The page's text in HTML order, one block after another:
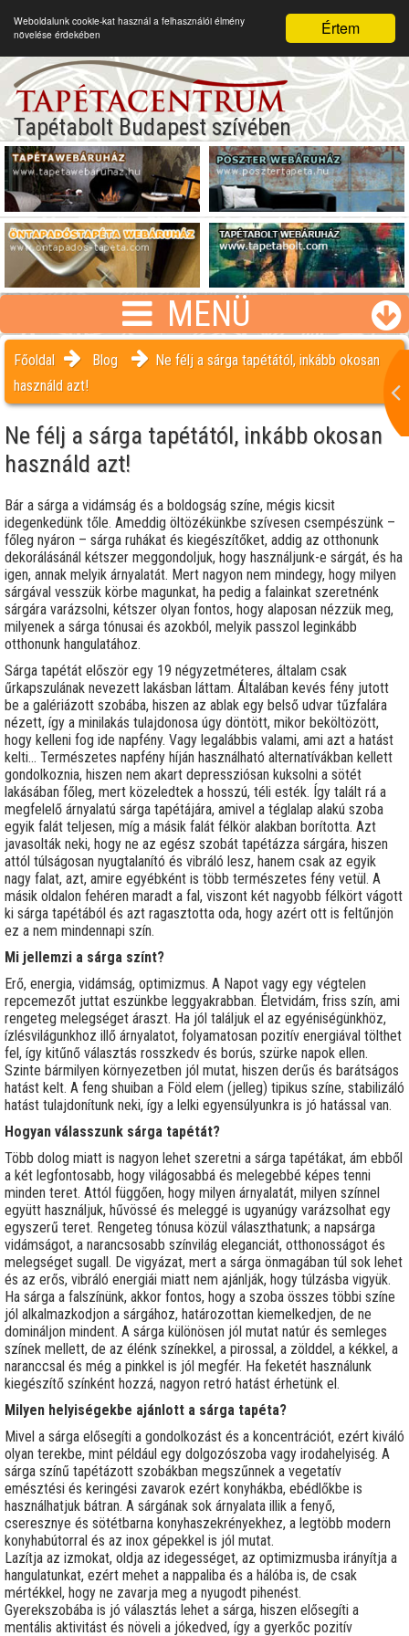
Értem
Weboldalunk cookie-kat használ a felhasználói élmény
növelése érdekében
Tapétabolt Budapest szívében
MENÜ
Főoldal Blog
Ne félj a sárga tapétától, inkább okosan
használd azt!
Ne félj a sárga tapétától, inkább okosan
használd azt!
Bár a sárga a vidámság és a boldogság színe, mégis kicsit
idegenkedünk tőle. Ameddig öltözékünkbe szívesen csempészünk –
főleg nyáron – sárga ruhákat és kiegészítőket, addig az otthonunk
dekorálásánál kétszer meggondoljuk, hogy használjunk-e sárgát, és ha
igen, annak melyik árnyalatát. Mert nagyon nem mindegy, hogy milyen
sárgával vesszük körbe magunkat, ha pedig a falainkat szeretnénk
sárgára varázsolni, kétszer olyan fontos, hogy alaposan nézzük meg,
milyenek a sárga tónusai és azokból, melyik passzol leginkább
otthonunk hangulatához.
Sárga tapétát először egy 19 négyzetméteres, általam csak
űrkapszulának nevezett lakásban láttam. Általában kevés fény jutott
be a galériázott szobába, hiszen az ablak egy belső udvar tűzfalára
nézett, így a minilakás tulajdonosa úgy döntött, mikor beköltözött,
hogy kelleni fog ide napfény. Vagy legalábbis valami, ami azt a hatást
kelti... Természetes napfény híján használható alternatívákban kellett
gondolkoznia, hiszen nem akart depressziósan kuksolni a sötét
lakásában főleg, mert közeledtek a hosszú, téli esték. Így talált rá a
megfelelő árnyalatú sárga tapétájára, amivel a téglalap alakú szoba
egyik falát teljesen, míg a másik falát félkör alakban borította. Azt
javasolták neki, hogy ne az egész szobát tapétázza sárgára, hiszen
attól túlságosan nyugtalanító és vibráló lesz, hanem csak az egyik
nagy falat, azt, amire egyébként is több természetes fény vetül. A
másik oldalon fehéren maradt a fal, viszont két nagyobb félkört vágott
ki sárga tapétából és azt ragasztotta oda, hogy azért ott is feltűnjön
ez a nem mindennapi szín.
Mi jellemzi a sárga színt?
Erő, energia, vidámság, optimizmus. A Napot vagy egy végtelen
repcemezőt juttat eszünkbe leggyakrabban. Életvidám, friss szín, ami
rengeteg melegséget áraszt. Ha jól találjuk el az egyéniségünkhöz,
ízlésvilágunkhoz illő árnyalatot, folyamatosan pozitív energiával tölthet
fel, így kitűnő választás rosszkedv és borús, szürke napok ellen.
Szinte bármilyen környezetben jól mutat, hiszen derűs és barátságos
hatást kelt. A feng shuiban a Föld elem (jelleg) tipikus színe, stabilizáló
hatást tulajdonítunk neki, így a lelki egyensúlyunkra is jó hatással van.
Hogyan válasszunk sárga tapétát?
Több dolog miatt is nagyon lehet szeretni a sárga tapétákat, ám ebből
a két legfontosabb, hogy világosabbá és melegebbé képes tenni
minden teret. Attól függően, hogy milyen árnyalatát, milyen színnel
együtt használjuk, hűvössé és meleggé is ugyanúgy varázsolhat egy
egyszerű teret. Rengeteg tónusa közül választhatunk; a napsárga
vidámságot, a narancsosabb színvilág eleganciát, otthonosságot és
melegséget sugall. De vigyázat, mert a sárga önmagában túl sok lehet
és az erős, vibráló energiái miatt nem ajánlják, hogy túlzásba vigyük.
Ha sárga a falszínünk, akkor fontos, hogy a szoba összes többi színe
jól alkalmazkodjon a sárgához, határozottan kiemelkedjen, de ne
domináljon mindent. A sárga különösen jól mutat natúr és semleges
színek mellett, de az élénk színekkel, a pirossal, a zölddel, a kékkel, a
naranccsal és még a pinkkel is jól megfér. Ha feketét használunk
kiegészítő színként hozzá, nagyon retró hatást érhetünk el.
Milyen helyiségekbe ajánlott a sárga tapéta?
Mivel a sárga elősegíti a gondolkozást és a koncentrációt, ezért kiváló
olyan terekbe, mint például egy dolgozószoba vagy irodahelyiség. A
sárga színű tapétázott szobákban megszűnnek a vegetatív
emésztési és keringési zavarok ezért konyhákba, ebédlőkbe is
használhatjuk bátran. A sárgának sok árnyalata illik a fenyő,
cseresznye és sötétbarna konyhaszekrényekhez, a legtöbb modern
konyhabútorral és az inox gépekkel is jól mutat.
Lazítja az izmokat, oldja az idegességet, az optimizmusba irányítja a
hangulatunkat, ezért mehet a nappaliba és a hálóba is, de csak
mértékkel, hogy ne zavarja meg a nyugodt pihenést.
Gyerekszobába is jó választás lehet a sárga, hiszen elősegíti a
mentális aktivitást és növeli a jókedved, így a gyerkőc pozitív